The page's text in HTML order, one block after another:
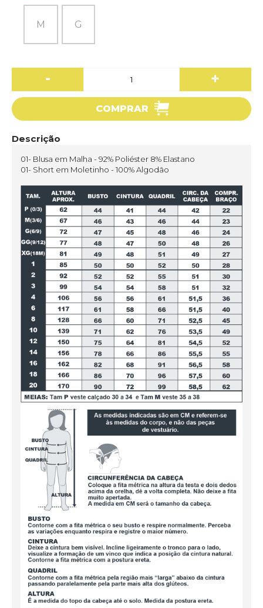
M G
- +
COMPRAR
Descrição
01- Blusa em Malha - 92% Poliéster 8% Elastano
01- Short em Moletinho - 100% Algodão